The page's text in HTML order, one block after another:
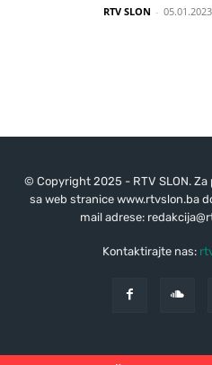
RTV SLON -
© Copyright 2025 - RTV SLON.
sa web stranice www.rtvslon.ba
mail adrese:
Kontaktirajte nas: